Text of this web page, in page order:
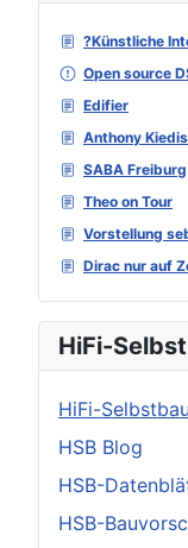
?Künstliche
Open source
Edifier
Anthony
SABA Freiburg
Theo on Tour
Vorstellung
Dirac nur auf
HiFi-
HiFi-
HSB Blog
HSB-
HSB-